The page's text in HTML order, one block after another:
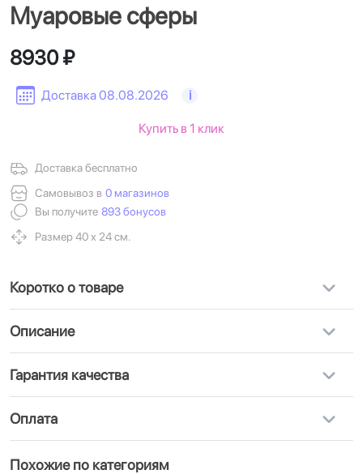
Муаровые сферы
Доставка 08.08.2026 i
8930 ₽
Доставка бесплатно
Самовывоз в 0 магазинов
Вы получите 893 бонусов
Размер 40 х 24 см.
Купить в 1 клик
Коротко о товаре
Описание
Гарантия качества
Оплата
Похожие по категориям